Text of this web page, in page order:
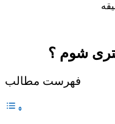
شوم ؟
فهرست مطالب